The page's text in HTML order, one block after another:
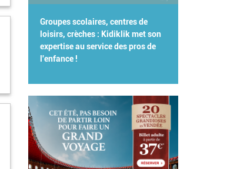
Groupes scolaires, centres de
loisirs, crèches : Kidiklik met son
expertise au service des pros de
l'enfance !